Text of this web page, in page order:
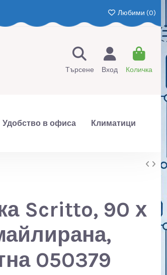
Любими (0)
Търсене Вход Количка
Удобство в офиса Климатици
Scritto, 90 х
050379